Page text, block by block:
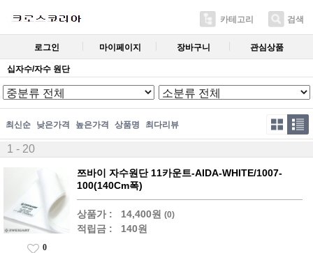
카테고리 검색
로그인 마이페이지 장바구니 관심상품
십자수/자수 원단
최신순 낮은가격 높은가격 상품명 최다리뷰
1 - 20
쯔바이 자수원단 11카운트-AIDA-WHITE/1007-
100(140Cm폭)
상품가 : 14,400원 (0)
적립금 : 140원
0